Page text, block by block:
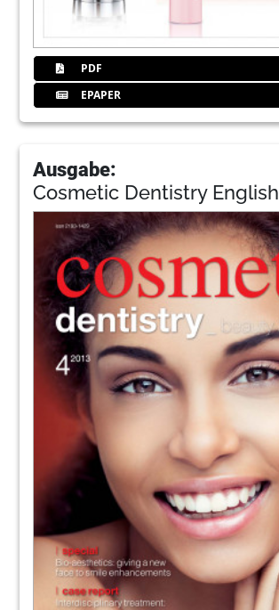
PDF
EPAPER
Ausgabe:
Cosmetic Dentistry English